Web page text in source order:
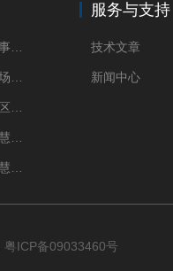
服务与支持
技术文章
新闻中心
粤ICP备09033460号